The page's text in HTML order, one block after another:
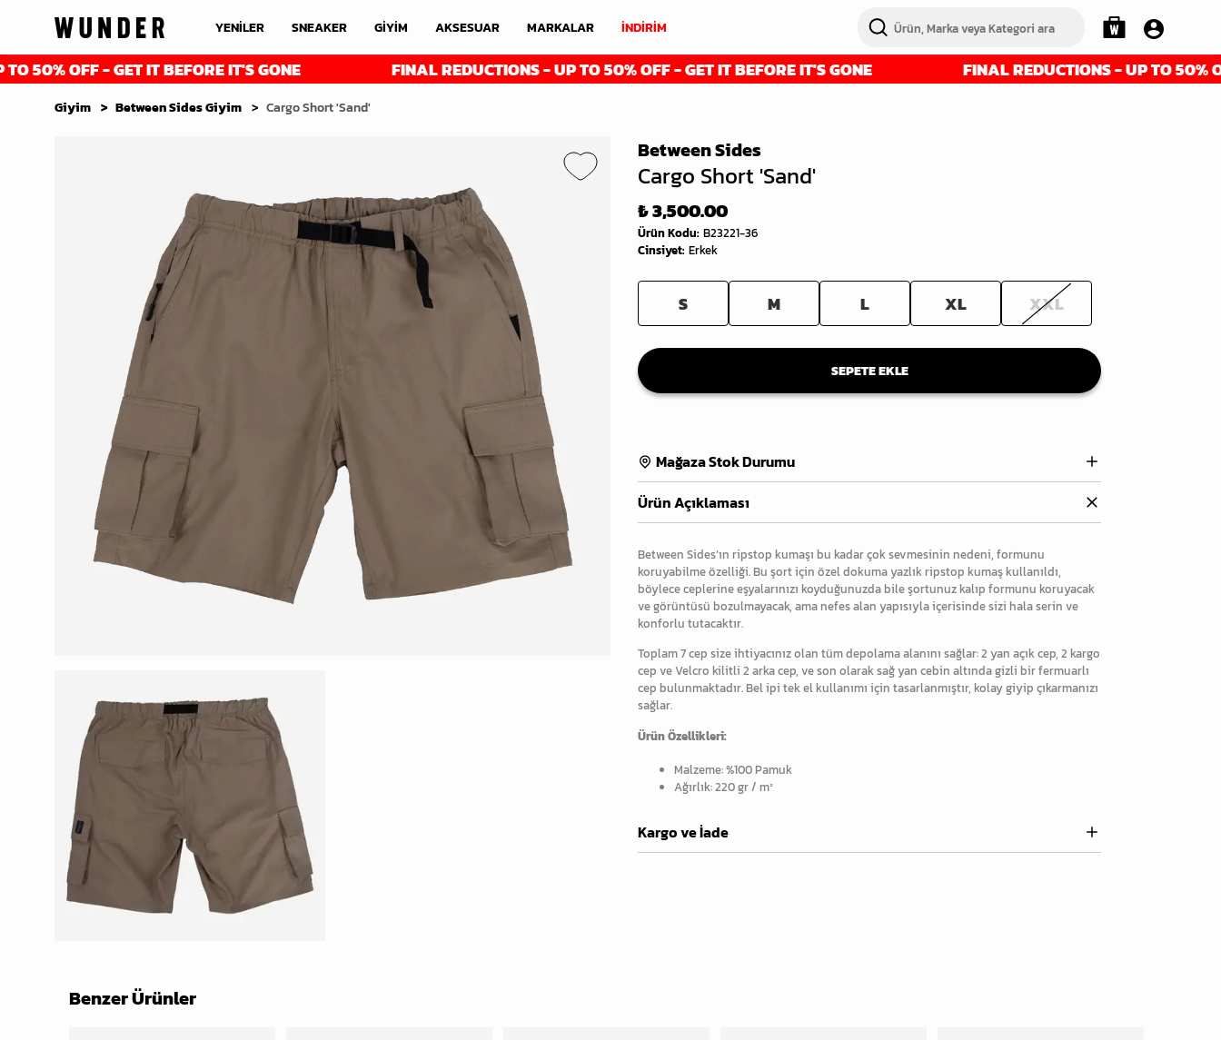
YENİLER SNEAKER GİYİM AKSESUAR MARKALAR İNDİRİM
OFF - GET IT BEFORE IT'S GONE FINAL REDUCTIONS - UP TO 50% OFF - GET IT BEFORE IT'S GONE FINAL REDUCTIONS - UP TO 50% OFF -
Giyim Between Sides Giyim Cargo Short 'Sand'
Between Sides
Cargo Short 'Sand'
₺ 3,500.00
Ürün Kodu: B23221-36
Cinsiyet: Erkek
S M L XL XXL
SEPETE EKLE
Mağaza Stok Durumu
Ürün Açıklaması
Between Sides’ın ripstop kumaşı bu kadar çok sevmesinin nedeni, formunu
koruyabilme özelliği. Bu şort için özel dokuma yazlık ripstop kumaş kullanıldı,
böylece ceplerine eşyalarınızı koyduğunuzda bile şortunuz kalıp formunu koruyacak
ve görüntüsü bozulmayacak, ama nefes alan yapısıyla içerisinde sizi hala serin ve
konforlu tutacaktır.
Toplam 7 cep size ihtiyacınız olan tüm depolama alanını sağlar: 2 yan açık cep, 2 kargo
cep ve Velcro kilitli 2 arka cep, ve son olarak sağ yan cebin altında gizli bir fermuarlı
cep bulunmaktadır. Bel ipi tek el kullanımı için tasarlanmıştır, kolay giyip çıkarmanızı
sağlar.
Ürün Özellikleri:
Malzeme: %100 Pamuk
Ağırlık: 220 gr / m²
Kargo ve İade
Benzer Ürünler